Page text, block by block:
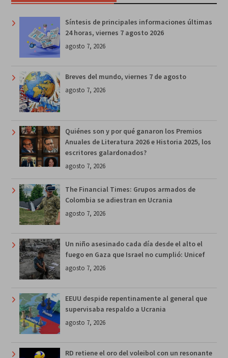
Síntesis de principales informaciones últimas
24 horas, viernes 7 agosto 2026
agosto 7, 2026
Breves del mundo, viernes 7 de agosto
agosto 7, 2026
Quiénes son y por qué ganaron los Premios
Anuales de Literatura 2026 e Historia 2025, los
escritores galardonados?
agosto 7, 2026
The Financial Times: Grupos armados de
Colombia se adiestran en Ucrania
agosto 7, 2026
Un niño asesinado cada día desde el alto el
fuego en Gaza que Israel no cumplió: Unicef
agosto 7, 2026
EEUU despide repentinamente al general que
supervisaba respaldo a Ucrania
agosto 7, 2026
RD retiene el oro del voleibol con un resonante